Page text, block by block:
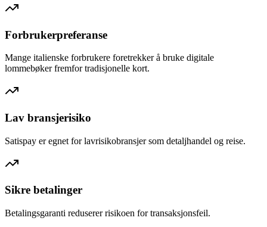
Forbrukerpreferanse
Mange italienske forbrukere foretrekker å bruke digitale
lommebøker fremfor tradisjonelle kort.
Lav bransjerisiko
Satispay er egnet for lavrisikobransjer som detaljhandel og reise.
Sikre betalinger
Betalingsgaranti reduserer risikoen for transaksjonsfeil.